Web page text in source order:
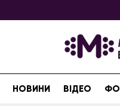
НОВИНИ ВІДЕО